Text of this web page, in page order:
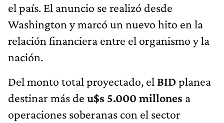
el país. El anuncio se realizó desde
Washington y marcó un nuevo hito en la
relación financiera entre el organismo y la
nación.
Del monto total proyectado, el BIDplanea
destinar más de u$s 5.000 millones a
operaciones soberanas con el sector